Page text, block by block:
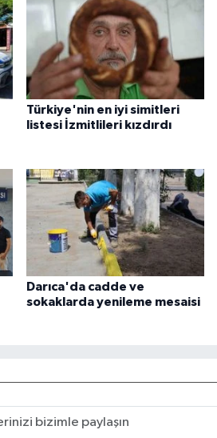
Türkiye'nin en iyi simitleri
listesi İzmitlileri kızdırdı
Darıca'da cadde ve
sokaklarda yenileme mesaisi